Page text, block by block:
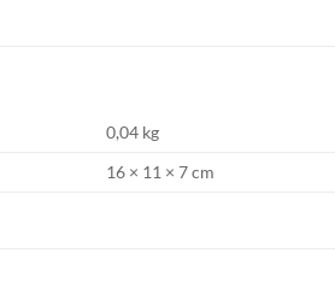
0,04 kg
16 × 11 × 7 cm